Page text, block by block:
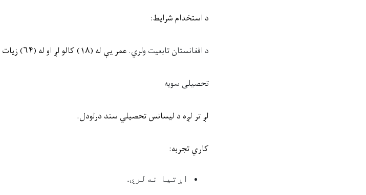
د استخدام شرایط:
د افغانستان تابعیت ولري.عمر یې له (۱۸) کالو لږ او له (۶۴) زیات
تحصیلی سویه
لږ تر لږه د لیسانستحصیلي سند درلودل.
کاريتجربه:
اړتیا نه‌لري.